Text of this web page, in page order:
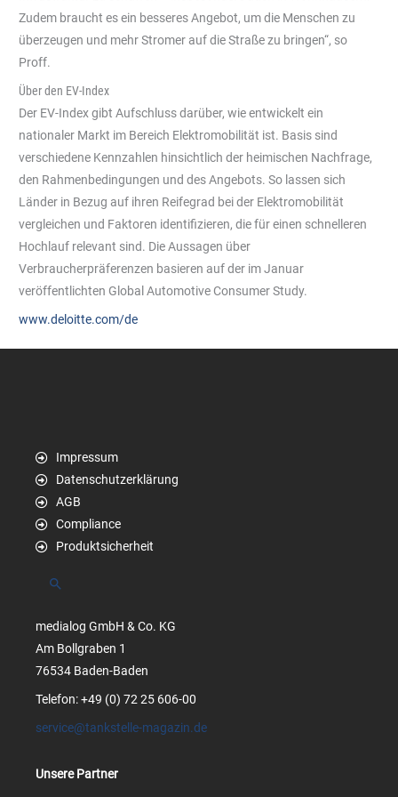
Zudem braucht es ein besseres Angebot, um die Menschen zu
überzeugen und mehr Stromer auf die Straße zu bringen“, so
Proff.
Über den EV-Index
Der EV-Index gibt Aufschluss darüber, wie entwickelt ein
nationaler Markt im Bereich Elektromobilität ist. Basis sind
verschiedene Kennzahlen hinsichtlich der heimischen Nachfrage,
den Rahmenbedingungen und des Angebots. So lassen sich
Länder in Bezug auf ihren Reifegrad bei der Elektromobilität
vergleichen und Faktoren identifizieren, die für einen schnelleren
Hochlauf relevant sind. Die Aussagen über
Verbraucherpräferenzen basieren auf der im Januar
veröffentlichten Global Automotive Consumer Study.
www.deloitte.com/de
Impressum
Datenschutzerklärung
AGB
Compliance
Produktsicherheit
Suchen
medialog GmbH & Co. KG
Am Bollgraben 1
76534 Baden-Baden
Telefon: +49 (0) 72 25 606-00
service@tankstelle-magazin.de
Unsere Partner